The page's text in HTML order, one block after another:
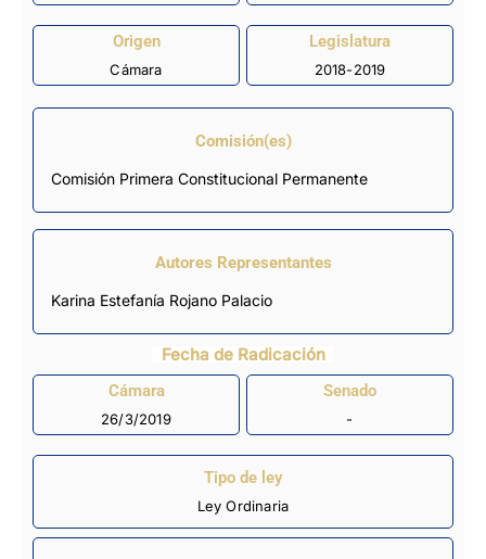
Origen
Cámara
Legislatura
2018-2019
Comisión(es)
Comisión Primera Constitucional Permanente
Autores Representantes
Karina Estefanía Rojano Palacio
Fecha de Radicación
Cámara
26/3/2019
Senado
-
Tipo de ley
Ley Ordinaria